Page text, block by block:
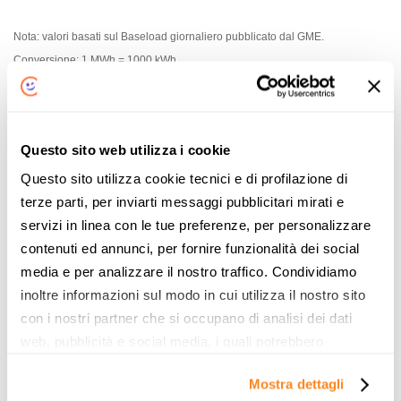
Questo sito web utilizza i cookie
Questo sito utilizza cookie tecnici e di profilazione di
terze parti, per inviarti messaggi pubblicitari mirati e
servizi in linea con le tue preferenze, per personalizzare
contenuti ed annunci, per fornire funzionalità dei social
media e per analizzare il nostro traffico. Condividiamo
inoltre informazioni sul modo in cui utilizza il nostro sito
con i nostri partner che si occupano di analisi dei dati
web, pubblicità e social media, i quali potrebbero
che hanno raccolto dal suo utilizzo dei loro servizi. Vedi
Mostra dettagli
Nota: valori basati sul Baseload giornaliero pubblicato dal GME.
Conversione: 1 MWh = 1000 kWh.
«PSV gas del giovedì
PSV gas del venerdì
Articoli Correlati
Nessun correlato trovato.